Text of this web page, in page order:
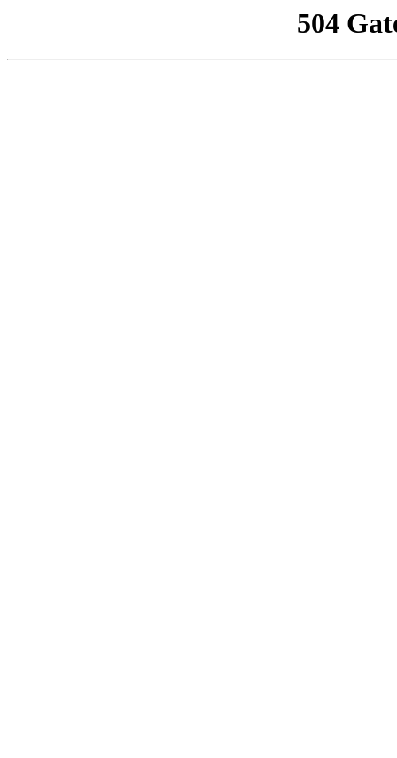
504